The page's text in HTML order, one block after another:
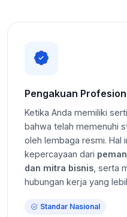
Pengakuan
Ketika Anda memiliki
bahwa telah memenuhi
oleh lembaga resmi. Hal
kepercayaan dari
dan mitra bisnis, serta
hubungan kerja yang
Standar Nasional